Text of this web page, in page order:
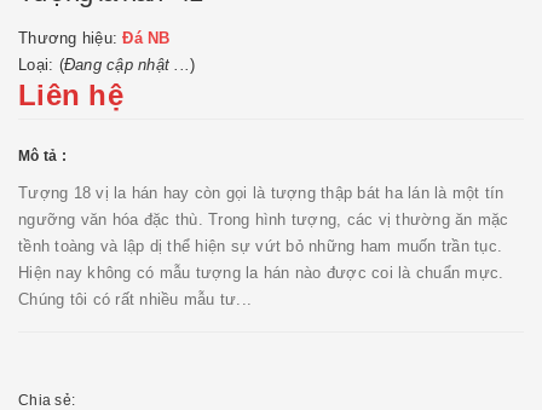
Thương hiệu:Đá NB
Loại: (Đang cập nhật ...)
Liên hệ
Mô tả :
Tượng 18 vị la hán hay còn gọi là tượng thập bát ha lán là một tín
ngưỡng văn hóa đặc thù. Trong hình tượng, các vị thường ăn mặc
tềnh toàng và lập dị thể hiện sự vứt bỏ những ham muốn trần tục.
Hiện nay không có mẫu tượng la hán nào được coi là chuẩn mực.
Chúng tôi có rất nhiều mẫu tư...
Chia sẻ: